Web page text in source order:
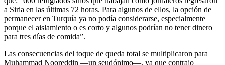
a Siria en las últimas 72 horas. Para algunos de ellos, la opción de
permanecer en Turquía ya no podía considerarse, especialmente
porque el aislamiento o es corto y algunos podrían no tener dinero
para tres días de comida”.
Las consecuencias del toque de queda total se multiplicaron para
Muhammad Nooreddin —un seudónimo—, ya que contrajo